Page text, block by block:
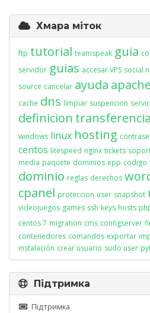
Хмара міток
ftp tutorial teamspeak guia
servidor guias accesar VPS social
source cancelar ayuda apache
cache dns limpiar suspencion
definicion transferencia
windows linux hosting
centos litespeed nginx tickets
media paquete dominios epp codigo
dominio reglas derechos
cpanel proteccion user snapshot
videojuegos games ssh keys hosts
centos 7 migration cms configserver
contenedores comandos exportar
instalación crear usuario sudo user
Підтримка
Підтримка